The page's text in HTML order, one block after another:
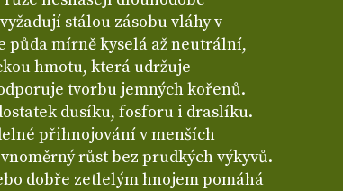
stálou zásobu vláhy v
mírně kyselá až neutrální,
hmotu, která udržuje
tvorbu jemných kořenů.
dusíku, fosforu i draslíku.
přihnojování v menších
růst bez prudkých výkyvů.
dobře zetlelým hnojem pomáhá